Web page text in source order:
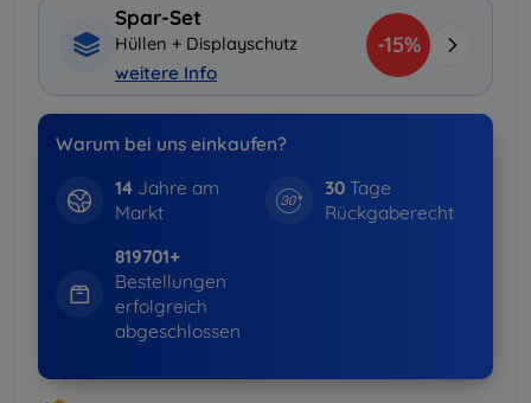
Spar-Set
Hüllen + Displayschutz
weitere Info
-15%
Warum bei uns einkaufen?
14Jahre am
Markt
30 Tage
Rückgaberecht
819701+
Bestellungen
erfolgreich
abgeschlossen